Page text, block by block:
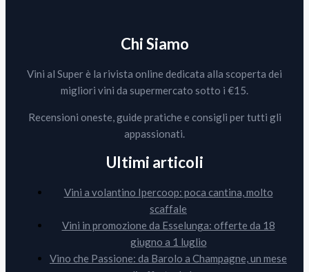
Chi Siamo
Vini al Super è la rivista online dedicata alla scoperta dei
migliori vini da supermercato sotto i €15.
Recensioni oneste, guide pratiche e consigli per tutti gli
appassionati.
Ultimi articoli
Vini a volantino Ipercoop: poca cantina, molto
scaffale
Vini in promozione da Esselunga: offerte da 18
giugno a 1 luglio
Vino che Passione: da Barolo a Champagne, un mese